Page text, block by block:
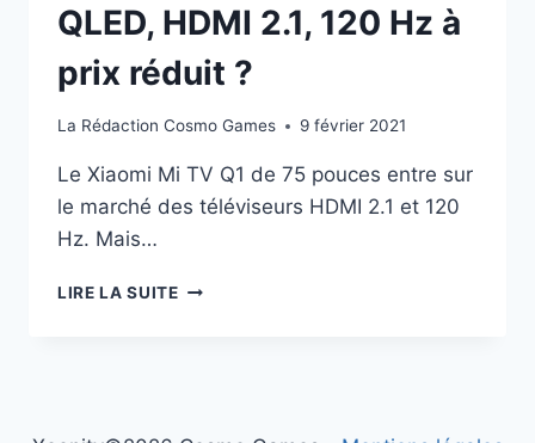
QLED, HDMI 2.1, 120 Hz à
prix réduit ?
La Rédaction Cosmo Games 9 février 2021
Le Xiaomi Mi TV Q1 de 75 pouces entre sur
le marché des téléviseurs HDMI 2.1 et 120
Hz. Mais…
LIRE LA SUITEXIAOMI
75″